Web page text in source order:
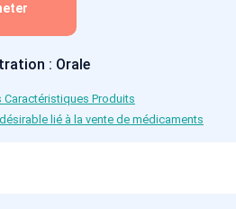
: Orale
Caractéristiques Produits
lié à la vente de médicaments